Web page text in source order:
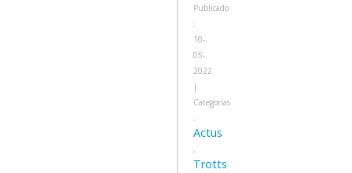
Publicado
:
10-
05-
2022
|
Categorías
:
Actus
,
Trotts